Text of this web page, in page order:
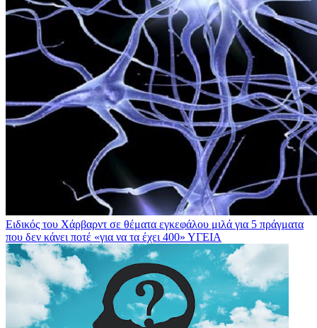
Ειδικός του Χάρβαρντ σε θέματα εγκεφάλου μιλά για 5 πράγματα
που δεν κάνει ποτέ «για να τα έχει 400» ΥΓΕΙΑ